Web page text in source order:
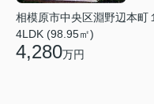
相模原市中央区淵野辺本町
4LDK (98.95㎡)
4,280万円